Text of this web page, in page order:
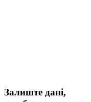
Залиште дані,